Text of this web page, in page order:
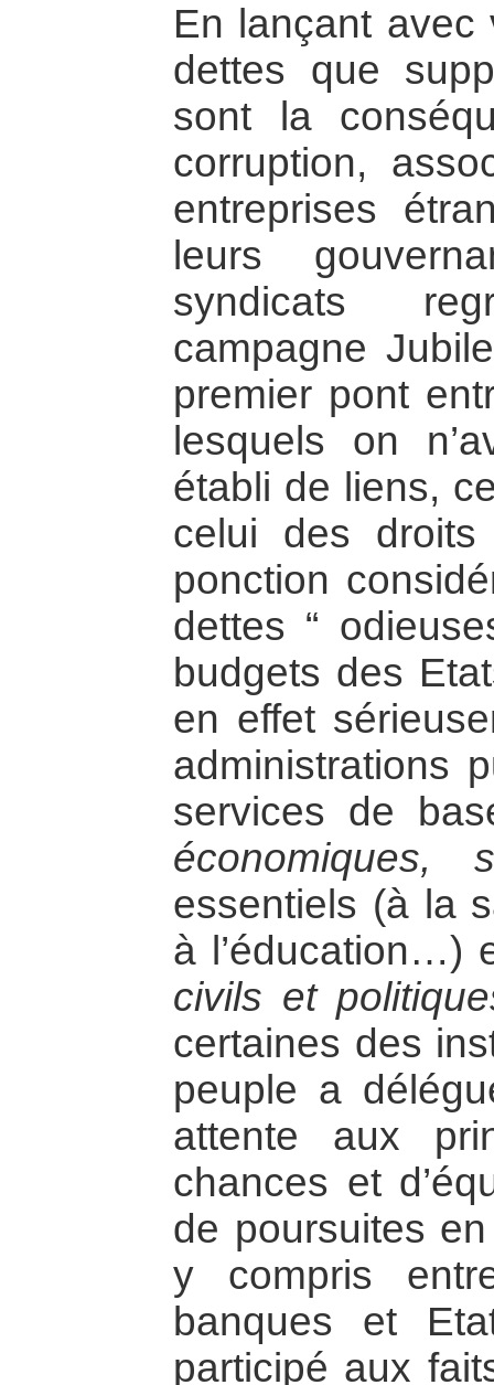
En lançant avec
dettes que
sont la
corruption,
entreprises
leurs
syndicats
campagne
premier pont
lesquels on
établi de liens,
celui des
ponction
dettes “
budgets des
en effet
administrations
services de
économiques,
essentiels (à la
à l’éducation…)
civils et
certaines des
peuple a
attente aux
chances et
de poursuites
y compris
banques et
participé aux